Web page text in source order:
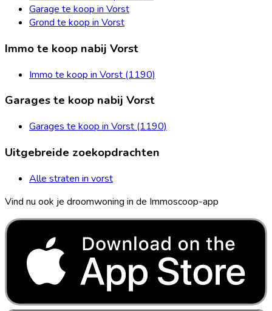
Garage te koop in Vorst
Grond te koop in Vorst
Immo te koop nabij Vorst
Immo te koop in Vorst (1190)
Garages te koop nabij Vorst
Garages te koop in Vorst (1190)
Uitgebreide zoekopdrachten
Alle straten in vorst
Vind nu ook je droomwoning in de Immoscoop-app